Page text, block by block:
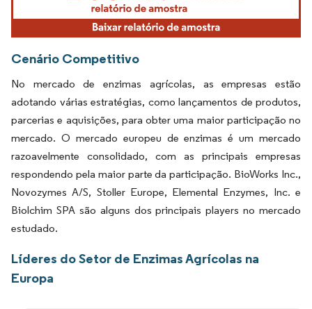
Cenário Competitivo
No mercado de enzimas agrícolas, as empresas estão
adotando várias estratégias, como lançamentos de produtos,
parcerias e aquisições, para obter uma maior participação no
mercado. O mercado europeu de enzimas é um mercado
razoavelmente consolidado, com as principais empresas
respondendo pela maior parte da participação. BioWorks Inc.,
Novozymes A/S, Stoller Europe, Elemental Enzymes, Inc. e
Biolchim SPA são alguns dos principais players no mercado
estudado.
Líderes do Setor de Enzimas Agrícolas na
Europa